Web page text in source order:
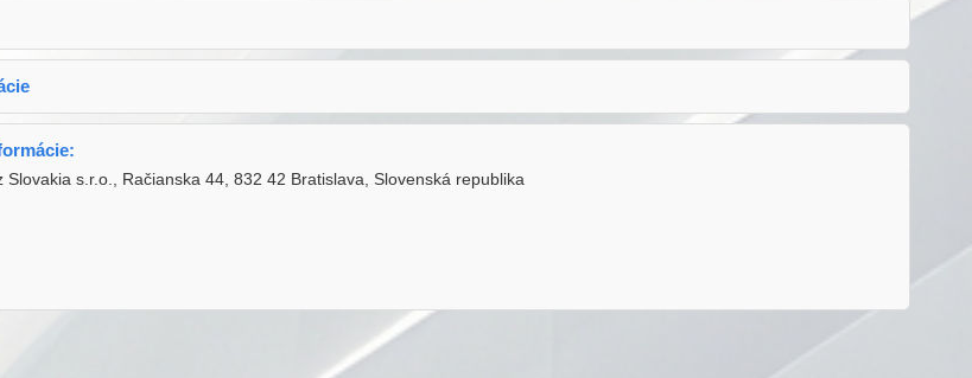
Slovakia s.r.o., Račianska 44, 832 42 Bratislava, Slovenská republika